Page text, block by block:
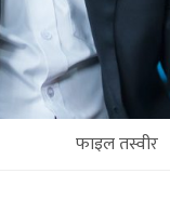
फाइल तस्वीर